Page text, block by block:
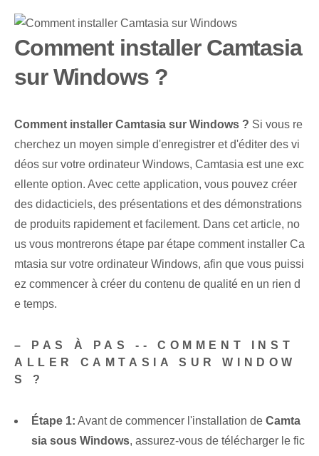
Comment installer Camtasia
sur Windows ?
Comment installer Camtasia sur Windows ? Si vous re
cherchez un moyen simple d'enregistrer et d'éditer des vi
déos sur votre ordinateur Windows, Camtasia est une exc
ellente option. Avec cette application, vous pouvez créer
des didacticiels, des présentations et des démonstrations
de produits rapidement et facilement. Dans cet article, no
us vous montrerons étape par étape comment installer Ca
mtasia sur votre ordinateur Windows, afin que vous puissi
ez commencer à créer du contenu de qualité en un rien d
e temps.
– PAS À PAS -- COMMENT INST
ALLER CAMTASIA SUR WINDOW
S ?
Étape 1: Avant de commencer l'installation‌ de Camta
sia sous Windows, assurez-vous de télécharger le fic